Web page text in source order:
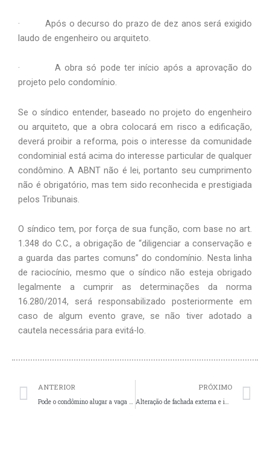
· Após o decurso do prazo de dez anos será exigido
laudo de engenheiro ou arquiteto.
· A obra só pode ter início após a aprovação do
projeto pelo condomínio.
Se o síndico entender, baseado no projeto do engenheiro
ou arquiteto, que a obra colocará em risco a edificação,
deverá proibir a reforma, pois o interesse da comunidade
condominial está acima do interesse particular de qualquer
condômino. A ABNT não é lei, portanto seu cumprimento
não é obrigatório, mas tem sido reconhecida e prestigiada
pelos Tribunais.
O síndico tem, por força de sua função, com base no art.
1.348 do C.C., a obrigação de “diligenciar a conservação e
a guarda das partes comuns” do condomínio. Nesta linha
de raciocínio, mesmo que o síndico não esteja obrigado
legalmente a cumprir as determinações da norma
16.280/2014, será responsabilizado posteriormente em
caso de algum evento grave, se não tiver adotado a
cautela necessária para evitá-lo.
Prev
ANTERIOR PRÓXIMO